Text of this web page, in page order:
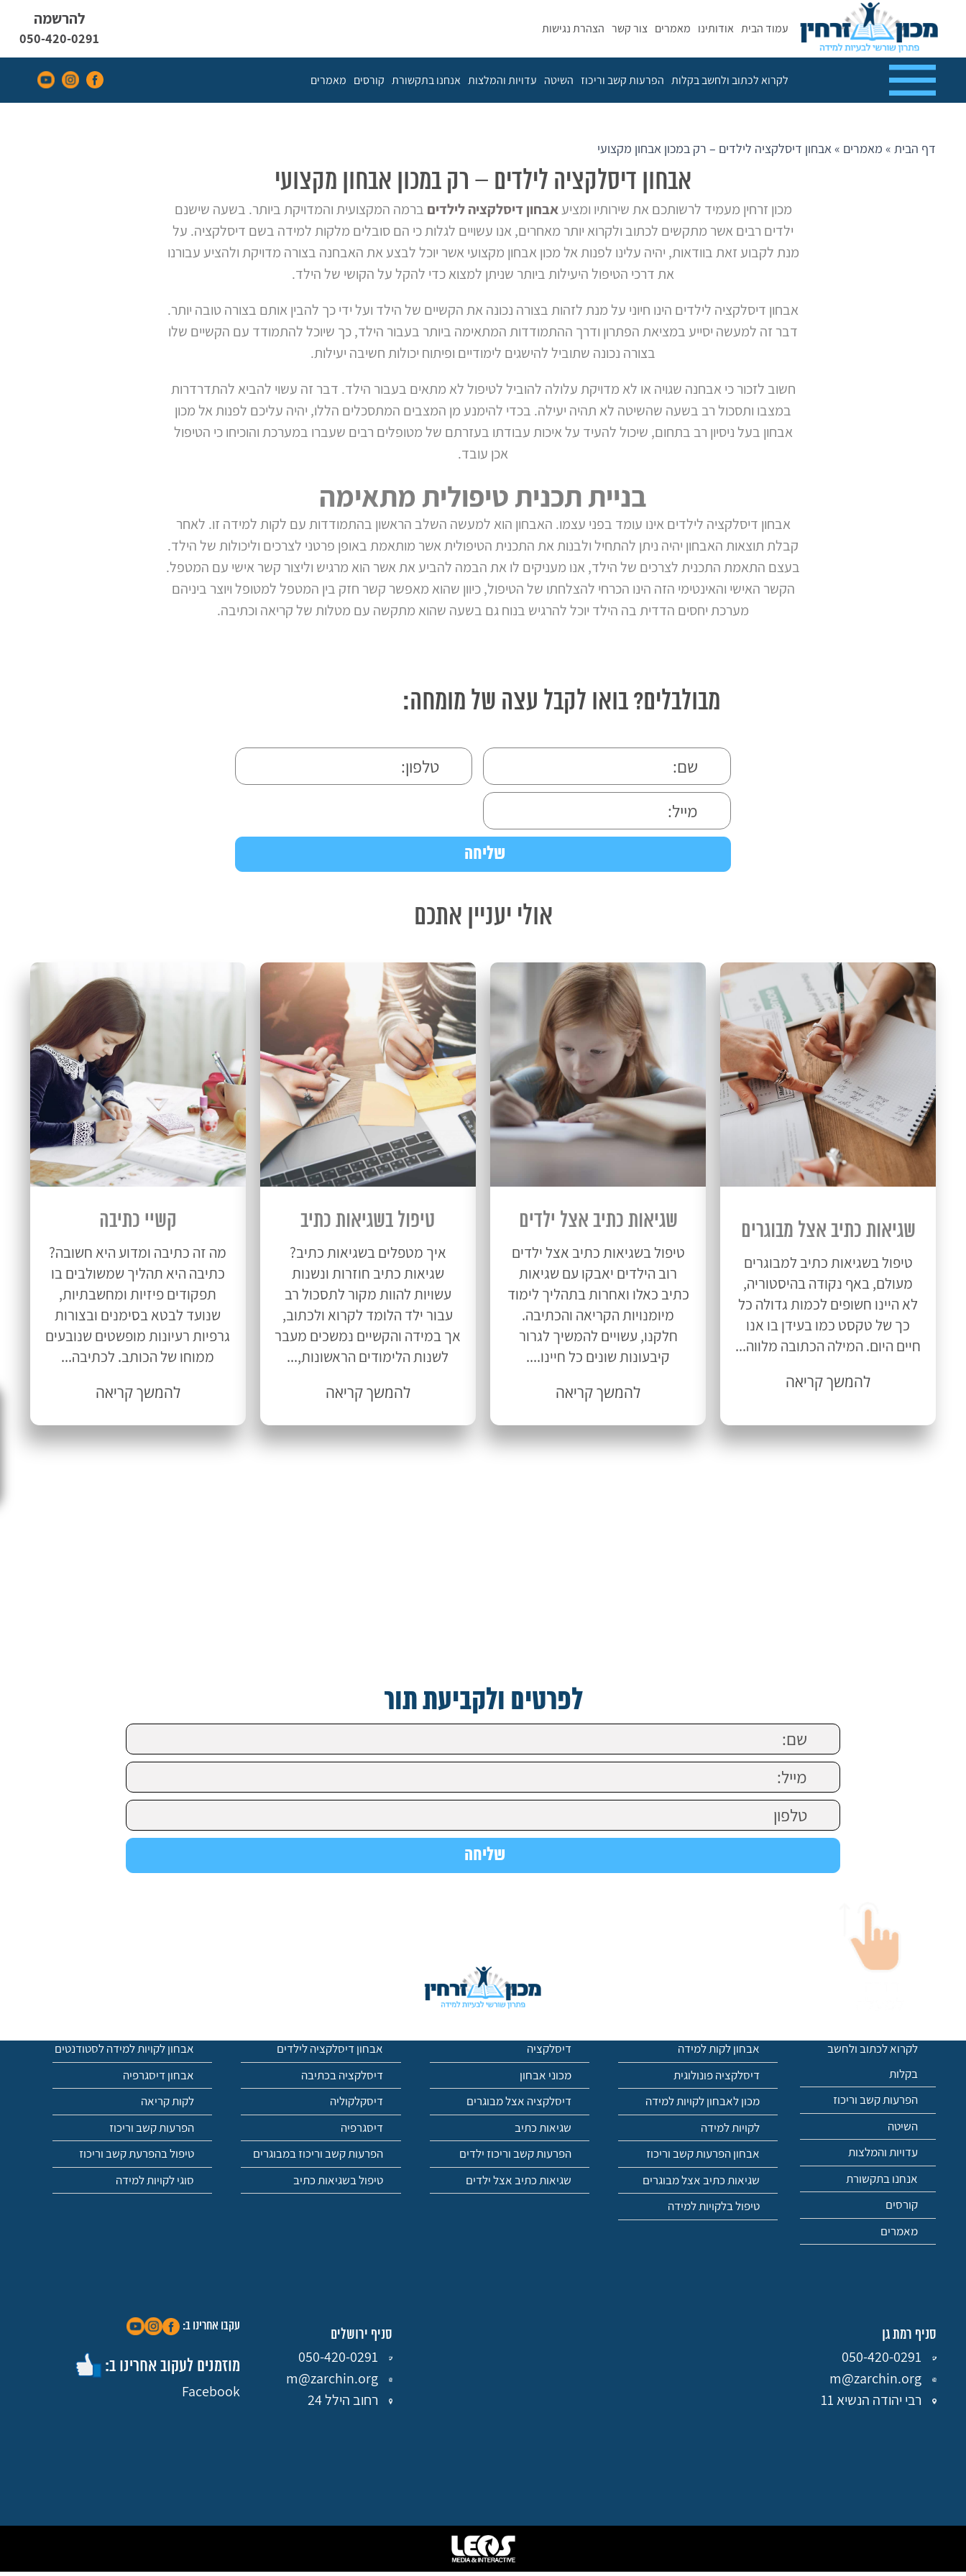
עמוד הבית אודותינו מאמרים צור קשר הצהרת נגישות
להרשמה
050-420-0291
לקרוא לכתוב ולחשב בקלות הפרעות קשב וריכוז השיטה עדויות והמלצות אנחנו בתקשורת קורסים מאמרים
לקרוא לכתוב ולחשב
בקלות
הפרעות קשב וריכוז
השיטה
דף הבית» מאמרים »אבחון דיסלקציה לילדים – רק במכון אבחון מקצועי
אבחון דיסלקציה לילדים – רק במכון אבחון מקצועי
מכון זרחין מעמיד לרשותכם את שירותיו ומציעאבחון דיסלקציה לילדים ברמה המקצועית והמדויקת ביותר. בשעה שישנם
ילדים רבים אשר מתקשים לכתוב ולקרוא יותר מאחרים, אנו עשויים לגלות כי הם סובלים מלקות למידה בשם דיסלקציה. על
מנת לקבוע זאת בוודאות, יהיה עלינו לפנות אל מכון אבחון מקצועי אשר יוכל לבצע את האבחנה בצורה מדויקת ולהציע עבורנו
את דרכי הטיפול היעילות ביותר שניתן למצוא כדי להקל על הקושי של הילד.
אבחון דיסלקציה לילדים הינו חיוני על מנת לזהות בצורה נכונה את הקשיים של הילד ועל ידי כך להבין אותם בצורה טובה יותר.
דבר זה למעשה יסייע במציאת הפתרון ודרך ההתמודדות המתאימה ביותר בעבור הילד, כך שיוכל להתמודד עם הקשיים שלו
בצורה נכונה שתוביל להישגים לימודיים ופיתוח יכולות חשיבה יעילות.
חשוב לזכור כי אבחנה שגויה או לא מדויקת עלולה להוביל לטיפול לא מתאים בעבור הילד. דבר זה עשוי להביא להתדרדרות
במצבו ותסכול רב בשעה שהשיטה לא תהיה יעילה. בכדי להימנע מן המצבים המתסכלים הללו, יהיה עליכם לפנות אל מכון
אבחון בעל ניסיון רב בתחום, שיכול להעיד על איכות עבודתו בעזרתם של מטופלים רבים שעברו במערכת והוכיחו כי הטיפול
אכן עובד.
בניית תכנית טיפולית מתאימה
אבחון דיסלקציה לילדים אינו עומד בפני עצמו. האבחון הוא למעשה השלב הראשון בהתמודדות עם לקות למידה זו. לאחר
קבלת תוצאות האבחון יהיה ניתן להתחיל ולבנות את התכנית הטיפולית אשר מותאמת באופן פרטני לצרכים וליכולות של הילד.
בעצם התאמת התכנית לצרכים של הילד, אנו מעניקים לו את הבמה להביע את אשר הוא מרגיש וליצור קשר אישי עם המטפל.
הקשר האישי והאינטימי הזה הינו הכרחי להצלחתו של הטיפול, כיוון שהוא מאפשר קשר חזק בין המטפל למטופל ויוצר ביניהם
מערכת יחסים הדדית בה הילד יוכל להרגיש בנוח גם בשעה שהוא מתקשה עם מטלות של קריאה וכתיבה.
מבולבלים? בואו לקבל עצה של מומחה:
אולי יעניין אתכם
שגיאות כתיב אצל מבוגרים
טיפול בשגיאות כתיב למבוגרים
מעולם, באף נקודה בהיסטוריה,
לא היינו חשופים לכמות גדולה כל
כך של טקסט כמו בעידן בו אנו
חיים היום. המילה הכתובה מלווה...
להמשך קריאה
שגיאות כתיב אצל ילדים
טיפול בשגיאות כתיב אצל ילדים
רוב הילדים יאבקו עם שגיאות
כתיב כאלו ואחרות בתהליך לימוד
מיומנויות הקריאה והכתיבה.
חלקנו, עשויים להמשיך לגרור
קיבעונות שונים כל חיינו....
להמשך קריאה
טיפול בשגיאות כתיב
איך מטפלים בשגיאות כתיב?
שגיאות כתיב חוזרות ונשנות
עשויות להוות מקור לתסכול רב
עבור ילד הלומד לקרוא ולכתוב,
אך במידה והקשיים נמשכים מעבר
לשנות הלימודים הראשונות,...
להמשך קריאה
קשיי כתיבה
מה זה כתיבה ומדוע היא חשובה?
כתיבה היא תהליך שמשולבים בו
תפקודים פיזיות ומחשבתיות,
שנועד לבטא בסימנים ובצורות
גרפיות רעיונות מופשטים שנובעים
ממוחו של הכותב. לכתיבה...
להמשך קריאה
לפרטים ולקביעת תור
לקרוא לכתוב ולחשב
בקלות
הפרעות קשב וריכוז
השיטה
עדויות והמלצות
אנחנו בתקשורת
קורסים
מאמרים
אבחון לקות למידה דיסלקציה אבחון דיסלקציה לילדים
אבחון לקויות למידה לסטודנטים
דיסלקציה פונולוגית
מכוני אבחון דיסלקציה בכתיבה
אבחון דיסגרפיה
מכון לאבחון לקויות למידה
דיסלקציה אצל מבוגרים דיסקלקוליה
לקות קריאה
לקויות למידה
שגיאות כתיב דיסגרפיה
הפרעות קשב וריכוז
אבחון הפרעות קשב וריכוז
הפרעות קשב וריכוז ילדים הפרעות קשב וריכוז במבוגרים
טיפול בהפרעת קשב וריכוז
שגיאות כתיב אצל מבוגרים
שגיאות כתיב אצל ילדים טיפול בשגיאות כתיב
סוגי לקויות למידה
טיפול בלקויות למידה
סניף רמת גן
050-420-0291
m@zarchin.org
רבי יהודה הנשיא 11
סניף ירושלים
050-420-0291
m@zarchin.org
רחוב הילל 24
עקבו אחרינו ב:
מוזמנים לעקוב אחרינו ב:
Facebook